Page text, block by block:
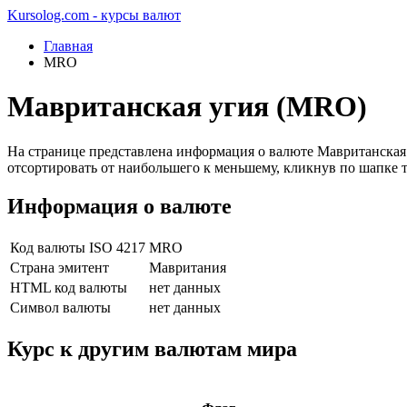
Kursolog.com - курсы валют
Главная
MRO
Мавританская угия (MRO)
На странице представлена информация о валюте
отсортировать от наибольшего к меньшему, кликнув по шапке
Информация о валюте
Код валюты ISO 4217 MRO
Страна эмитент
Мавритания
HTML код валюты
нет данных
Символ валюты
нет данных
Курс к другим валютам мира